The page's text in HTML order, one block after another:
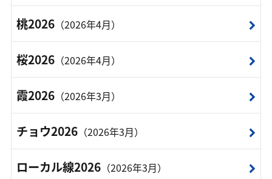
桃2026（2026年4月）
桜2026（2026年4月）
霞2026（2026年3月）
チョウ2026（2026年3月）
ローカル線2026（2026年3月）